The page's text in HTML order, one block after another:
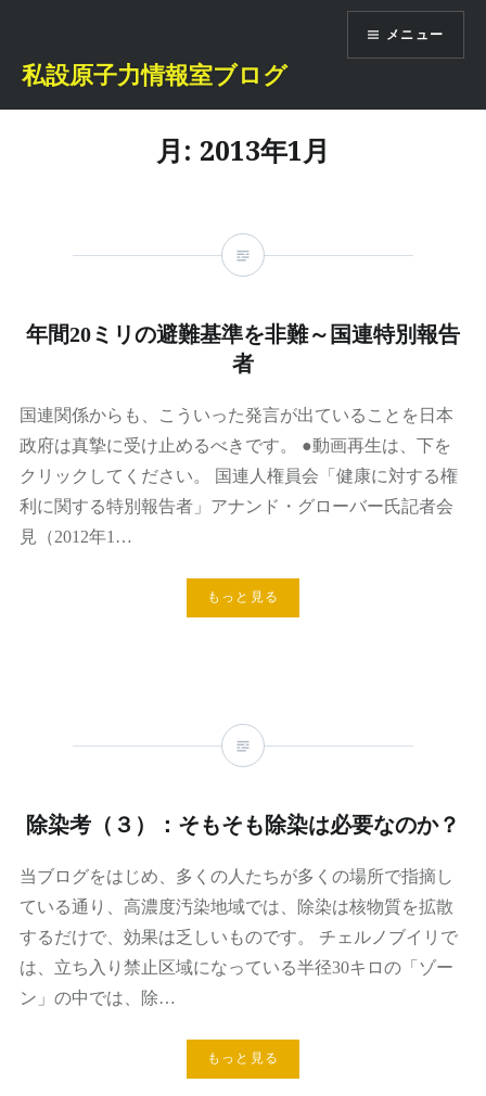
私設原子力情報室ブログ
メニュー
月: 2013年1月
年間20ミリの避難基準を非難～国連特別報告
者
国連関係からも、こういった発言が出ていることを日本
政府は真摯に受け止めるべきです。 ●動画再生は、下を
クリックしてください。 国連人権員会「健康に対する権
利に関する特別報告者」アナンド・グローバー氏記者会
見（2012年1…
もっと見る
除染考（３）：そもそも除染は必要なのか？
当ブログをはじめ、多くの人たちが多くの場所で指摘し
ている通り、高濃度汚染地域では、除染は核物質を拡散
するだけで、効果は乏しいものです。 チェルノブイリで
は、立ち入り禁止区域になっている半径30キロの「ゾー
ン」の中では、除…
もっと見る